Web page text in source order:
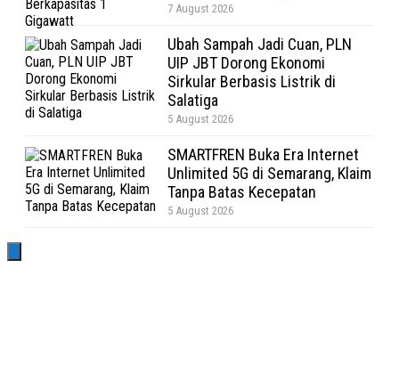
7 August 2026
Ubah Sampah Jadi Cuan, PLN
UIP JBT Dorong Ekonomi
Sirkular Berbasis Listrik di
Salatiga
5 August 2026
SMARTFREN Buka Era Internet
Unlimited 5G di Semarang, Klaim
Tanpa Batas Kecepatan
5 August 2026